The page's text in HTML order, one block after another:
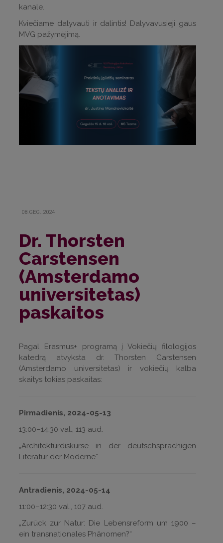
kanale.
Kviečiame dalyvauti ir dalintis! Dalyvavusieji gaus
MVG pažymėjimą.
08.GEG..2024
Dr. Thorsten
Carstensen
(Amsterdamo
universitetas)
paskaitos
Pagal Erasmus+ programą į Vokiečių filologijos
katedrą atvyksta dr. Thorsten Carstensen
(Amsterdamo universitetas) ir vokiečių kalba
skaitys tokias paskaitas:
Pirmadienis, 2024-05-13
13:00–14:30 val., 113 aud.
„Architekturdiskurse in der deutschsprachigen
Literatur der Moderne“
Antradienis, 2024-05-14
11:00–12:30 val., 107 aud.
„Zurück zur Natur: Die Lebensreform um 1900 –
ein transnationales Phänomen?“